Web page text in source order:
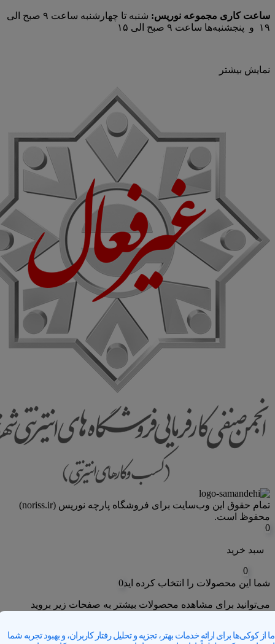
ساعت کاری مجموعه نوریس:
شنبه تا چهارشنبه ساعت ۹ صبح الی
۱۹ و پنجشنبه‌ها ساعت ۹ صبح الی ۱۵
نمایش بیشتر
تمام حقوق اين وب‌سايت برای فروشگاه پارچه نوریس (noriss.ir)
محفوظ است.
ما از کوکی‌ها برای ارائه خدمات بهتر، تجزیه و تحلیل رفتار کاربران، و بهبود تجربه شما
0
سبد خرید
0
شما این محصولات را انتخاب کرده اید0
می‌توانید برای مشاهده محصولات بیشتر به صفحات زیر بروید